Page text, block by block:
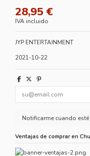
28,95 €
IVA incluido
JYP ENTERTAINMENT
2021-10-22
Ventajas de comprar en